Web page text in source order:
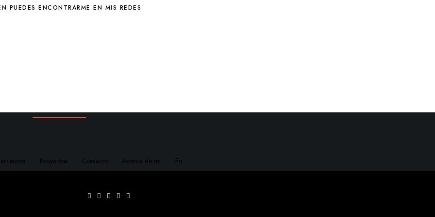
PUEDES ENCONTRARME EN MIS REDES
Proyectos Contacto Acerca de mi En